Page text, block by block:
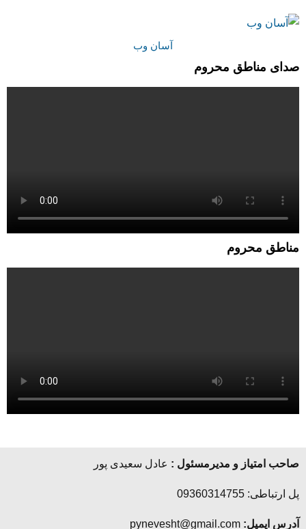
آسان وب
صدای مناطق محروم
مناطق محروم
صاحب امتیاز و مدیرمسئول : عادل سعیدی پور
پل ارتباطی: 09360314755
آدرس ایمیل: